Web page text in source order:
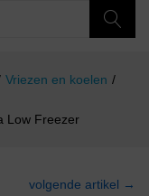
Vriezen en koelen /
Low Freezer
volgende artikel →